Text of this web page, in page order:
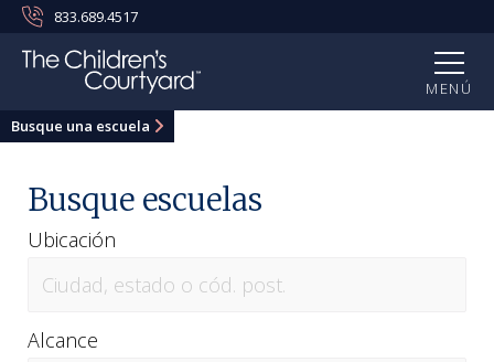
833.689.4517
MENÚ
Busque una escuela
Busque escuelas
Ubicación
Alcance